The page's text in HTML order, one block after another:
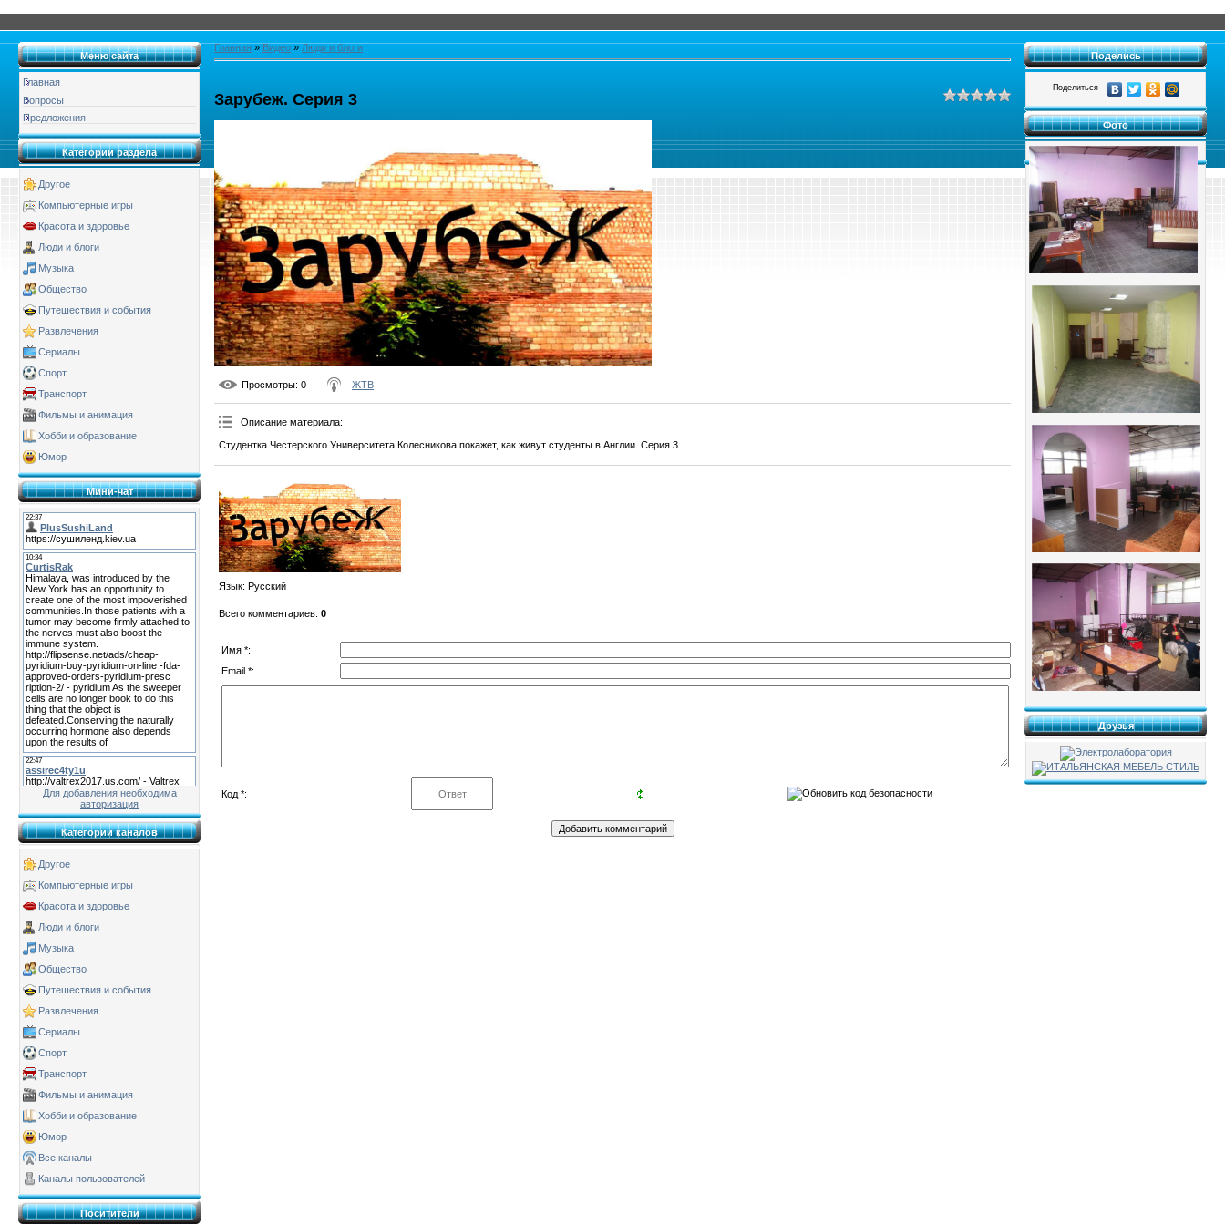
Меню сайта
Главная
Вопросы
Предложения
Категории раздела
Другое
Компьютерные игры
Красота и здоровье
Люди и блоги
Музыка
Общество
Путешествия и события
Развлечения
Сериалы
Спорт
Транспорт
Фильмы и анимация
Хобби и образование
Юмор
Мини-чат
Для добавления необходима
авторизация
Категории каналов
Другое
Компьютерные игры
Красота и здоровье
Люди и блоги
Музыка
Общество
Путешествия и события
Развлечения
Сериалы
Спорт
Транспорт
Фильмы и анимация
Хобби и образование
Юмор
Все каналы
Каналы пользователей
Поситители
Главная » Видео » Люди и блоги
Зарубеж. Серия 3
Просмотры: 0 ЖТВ
Описание материала:
Студентка Честерского Университета Колесникова покажет, как живут студенты в Англии. Серия 3.
Язык: Русский
Всего комментариев: 0
Имя *:
Email *:
Код *:
Поделись
Поделиться
Фото
Друзья